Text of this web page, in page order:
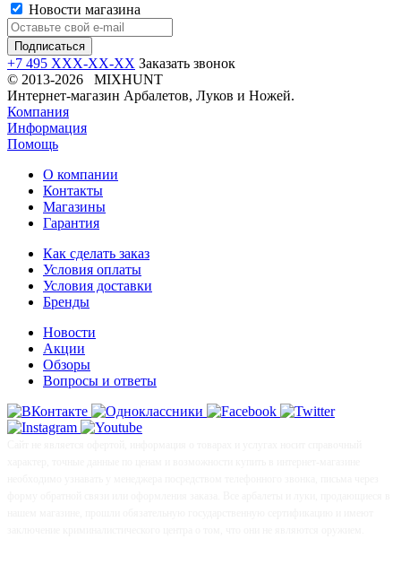
Новости магазина
+7 495 XXX-XX-XX Заказать звонок
© 2013-2026 MIXHUNT
Интернет-магазин Арбалетов, Луков и Ножей.
Компания
Информация
Помощь
О компании
Контакты
Магазины
Гарантия
Как сделать заказ
Условия оплаты
Условия доставки
Бренды
Новости
Акции
Обзоры
Вопросы и ответы